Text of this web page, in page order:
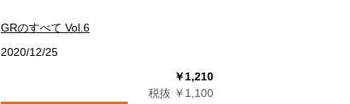
GRのすべて Vol.6
2020/12/25
￥1,210
税抜 ￥1,100